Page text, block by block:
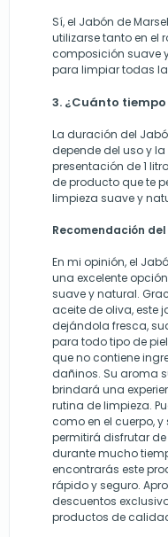
Sí, el Jabón de
utilizarse tanto en el
composición suave
para limpiar todas
3. ¿Cuánto
La duración del
depende del uso y
presentación de 1
de producto que te
limpieza suave y
Recomendación
En mi opinión, el
una excelente
suave y natural.
aceite de oliva, este
dejándola fresca,
para todo tipo de
que no contiene
dañinos. Su aroma
brindará una
rutina de limpieza.
como en el cuerpo, y
permitirá disfrutar
durante mucho
encontrarás este
rápido y seguro.
descuentos
productos de